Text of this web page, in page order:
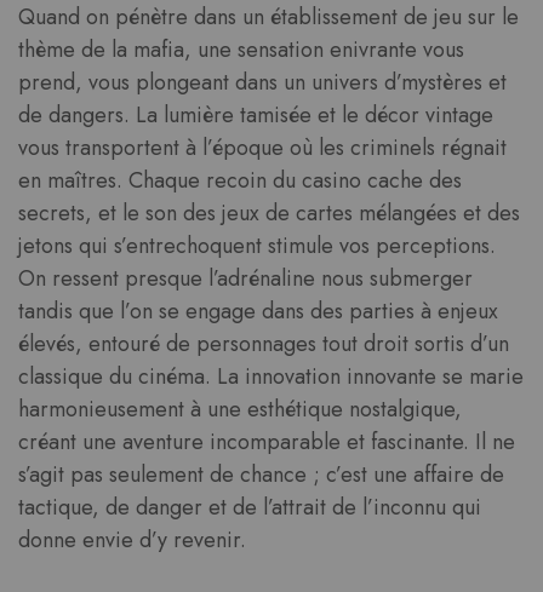
Quand on pénètre dans un établissement de jeu sur le
thème de la mafia, une sensation enivrante vous
prend, vous plongeant dans un univers d’mystères et
de dangers. La lumière tamisée et le décor vintage
vous transportent à l’époque où les criminels régnait
en maîtres. Chaque recoin du casino cache des
secrets, et le son des jeux de cartes mélangées et des
jetons qui s’entrechoquent stimule vos perceptions.
On ressent presque l’adrénaline nous submerger
tandis que l’on se engage dans des parties à enjeux
élevés, entouré de personnages tout droit sortis d’un
classique du cinéma. La innovation innovante se marie
harmonieusement à une esthétique nostalgique,
créant une aventure incomparable et fascinante. Il ne
s’agit pas seulement de chance ; c’est une affaire de
tactique, de danger et de l’attrait de l’inconnu qui
donne envie d’y revenir.